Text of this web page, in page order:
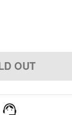
OUT